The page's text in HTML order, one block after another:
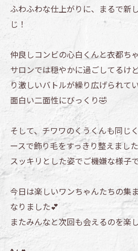
ふわふわな仕上がりに、まるで新
じ！
仲良しコンビの心白くんと衣都ちゃ
サロンでは穏やかに過ごしてるけ
り激しいバトルが繰り広げられて
面白い二面性にびっくり🤣
そして、チワワのくうくんも同じ
ースで飾り毛をすっきり整えまし
スッキリとした姿でご機嫌な様子で
今日は楽しいワンちゃんたちの集
なりました💕
またみんなと次回も会えるのを楽